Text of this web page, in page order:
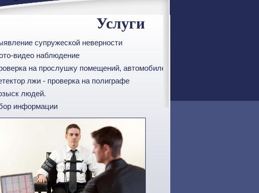
Услуги
супружеской неверности
видео наблюдение
на прослушку помещений, автомобилей
лжи - проверка на полиграфе
людей.
информации